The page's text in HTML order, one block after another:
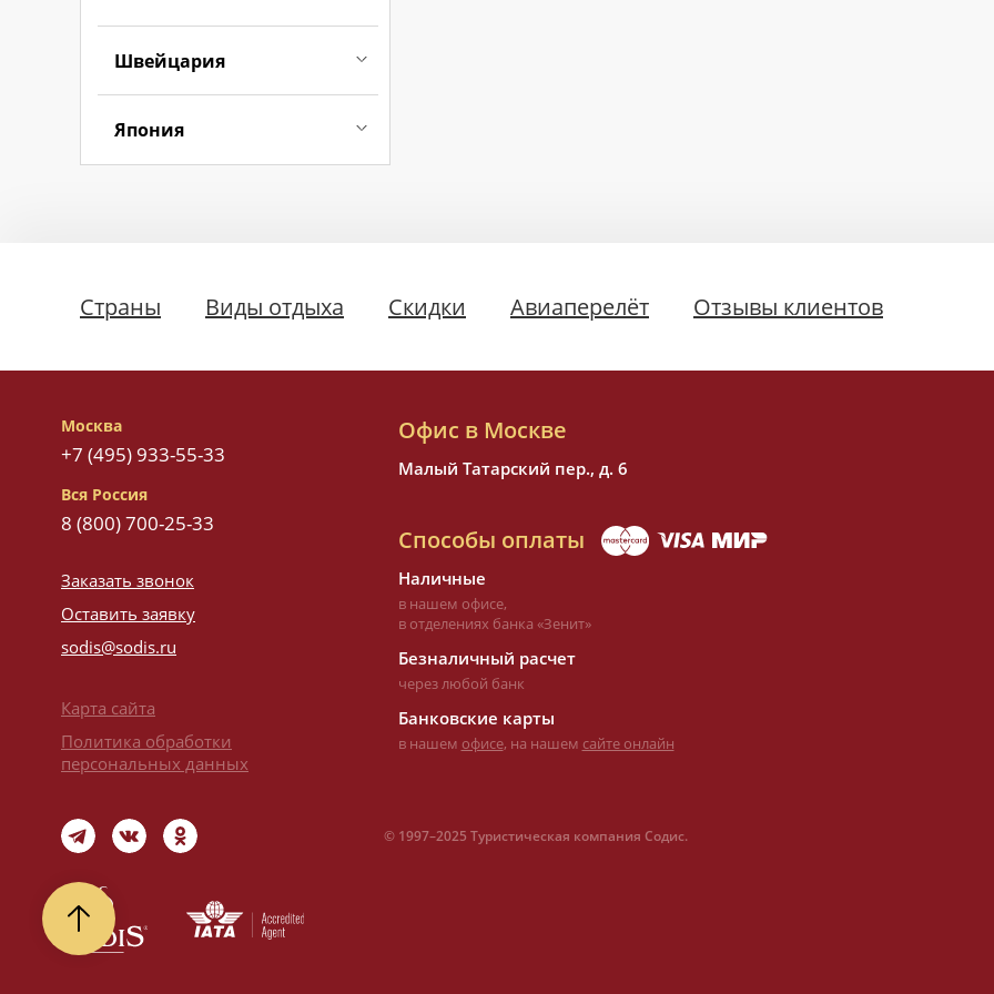
Швейцария
Япония
Страны Виды отдыха Скидки Авиаперелёт Отзывы клиентов
Москва
+7 (495) 933-55-33
Вся Россия
8 (800) 700-25-33
Заказать звонок
Оставить заявку
sodis@sodis.ru
Карта сайта
Политика обработки
персональных данных
Офис в Москве
Малый Татарский пер., д. 6
Способы оплаты
Наличные
в нашем офисе,
в отделениях банка «Зенит»
Безналичный расчет
через любой банк
Банковские карты
в нашем офисе, на нашем сайте онлайн
© 1997–2025 Туристическая компания Содис.